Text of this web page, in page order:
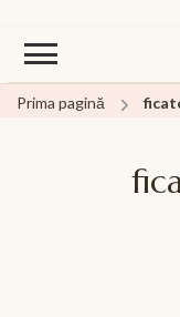
Prima pagină